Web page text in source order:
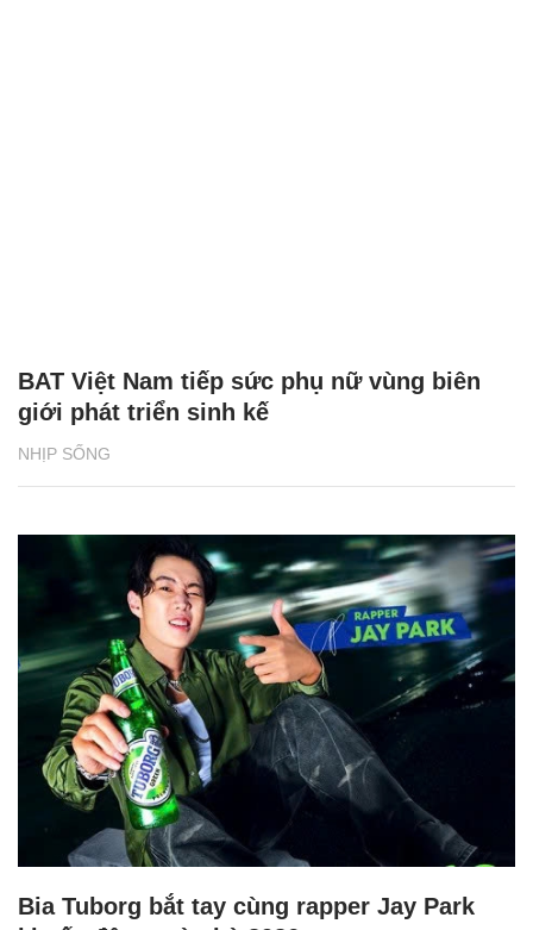
NHỊP SỐNG
BAT Việt Nam tiếp sức phụ nữ vùng biên
giới phát triển sinh kế
Bia Tuborg bắt tay cùng rapper Jay Park